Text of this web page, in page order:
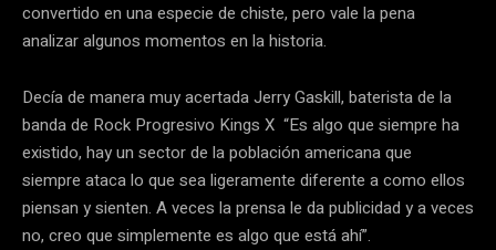
convertido en una especie de chiste, pero vale la pena
analizar algunos momentos en la historia.
Decía de manera muy acertada Jerry Gaskill, baterista de la
banda de Rock Progresivo Kings X “Es algo que siempre ha
existido, hay un sector de la población americana que
siempre ataca lo que sea ligeramente diferente a como ellos
piensan y sienten. A veces la prensa le da publicidad y a veces
no, creo que simplemente es algo que está ahí”.